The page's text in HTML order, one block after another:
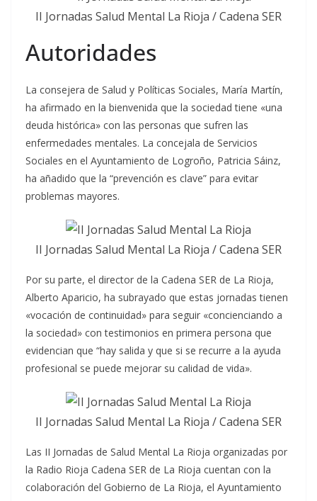
II Jornadas Salud Mental La Rioja / Cadena SER
Autoridades
La consejera de Salud y Políticas Sociales, María Martín,
ha afirmado en la bienvenida que la sociedad tiene «una
deuda histórica» con las personas que sufren las
enfermedades mentales. La concejala de Servicios
Sociales en el Ayuntamiento de Logroño, Patricia Sáinz,
ha añadido que la “prevención es clave” para evitar
problemas mayores.
II Jornadas Salud Mental La Rioja / Cadena SER
Por su parte, el director de la Cadena SER de La Rioja,
Alberto Aparicio, ha subrayado que estas jornadas tienen
«vocación de continuidad» para seguir «concienciando a
la sociedad» con testimonios en primera persona que
evidencian que “hay salida y que si se recurre a la ayuda
profesional se puede mejorar su calidad de vida».
II Jornadas Salud Mental La Rioja / Cadena SER
Las II Jornadas de Salud Mental La Rioja organizadas por
la Radio Rioja Cadena SER de La Rioja cuentan con la
colaboración del Gobierno de La Rioja, el Ayuntamiento